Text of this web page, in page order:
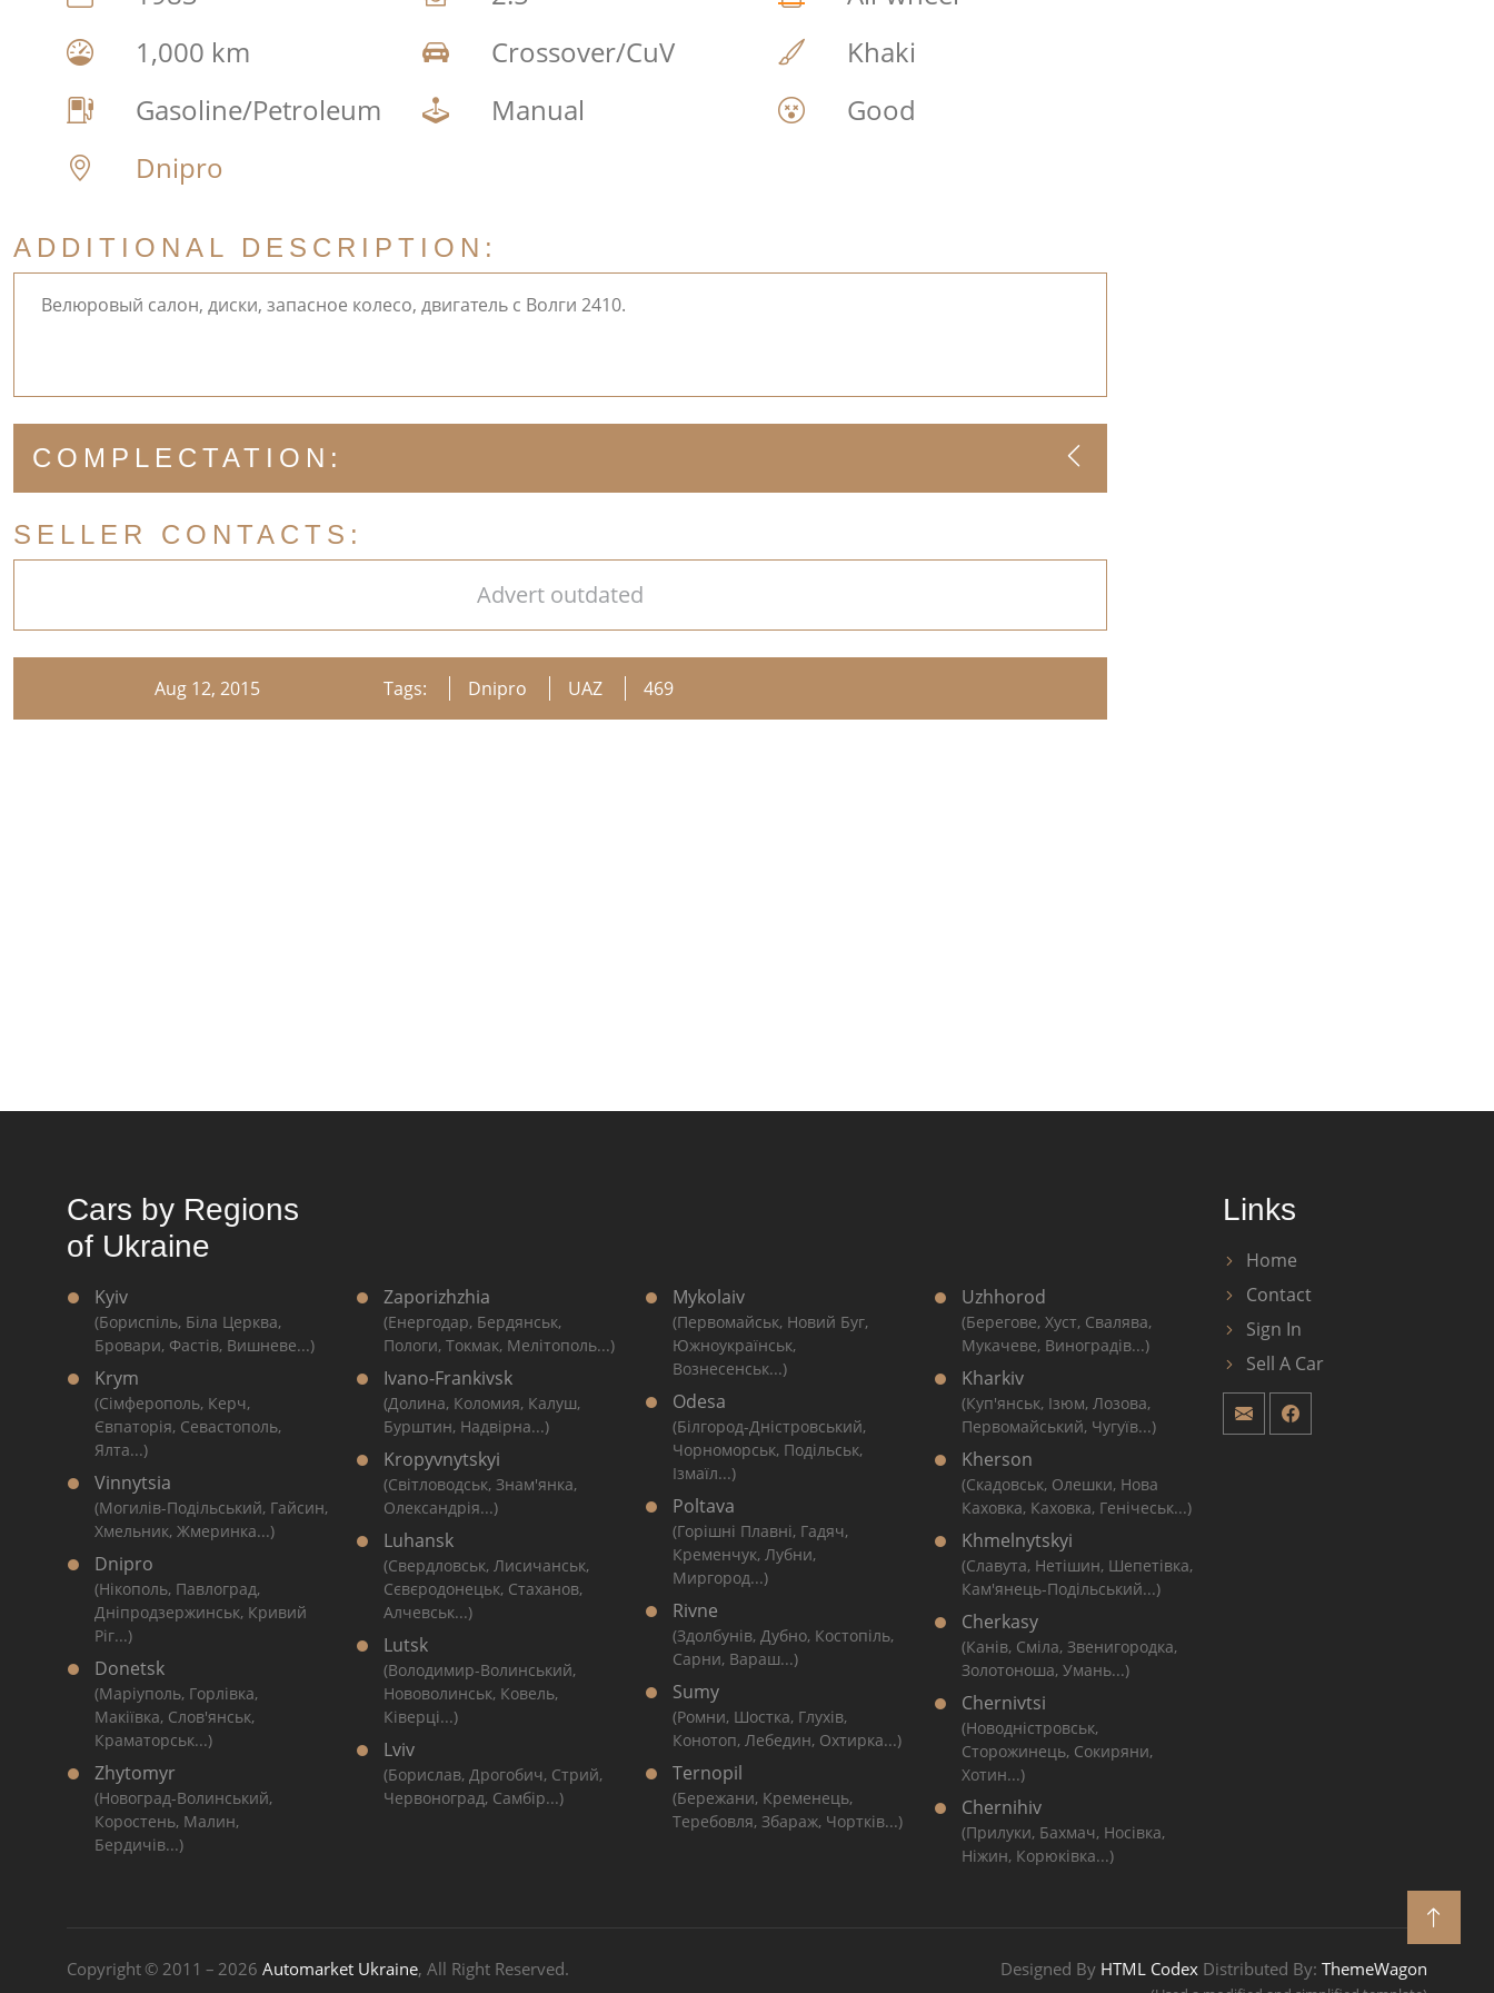
1,000 km
Gasoline/Petroleum
Crossover/CuV
Manual
Khaki
Good
Dnipro
ADDITIONAL DESCRIPTION:
Велюровый салон, диски, запасное колесо, двигатель с Волги 2410.
COMPLECTATION:
SELLER CONTACTS:
Advert outdated
Aug 12, 2015 Tags: Dnipro UAZ 469
Cars by Regions
of Ukraine
Kyiv
(Бориспіль, Біла Церква,
Бровари, Фастів, Вишневе...)
Krym
(Сімферополь, Керч,
Євпаторія, Севастополь,
Ялта...)
Vinnytsia
(Могилів-Подільський, Гайсин,
Хмельник, Жмеринка...)
Dnipro
(Нікополь, Павлоград,
Дніпродзержинськ, Кривий
Ріг...)
Donetsk
(Маріуполь, Горлівка,
Макіївка, Слов'янськ,
Краматорськ...)
Zhytomyr
(Новоград-Волинський,
Коростень, Малин,
Бердичів...)
Zaporizhzhia
(Енергодар, Бердянськ,
Пологи, Токмак, Мелітополь...)
Ivano-Frankivsk
(Долина, Коломия, Калуш,
Бурштин, Надвірна...)
Kropyvnytskyi
(Світловодськ, Знам'янка,
Олександрія...)
Luhansk
(Свердловськ, Лисичанськ,
Сєвєродонецьк, Стаханов,
Алчевськ...)
Lutsk
(Володимир-Волинський,
Нововолинськ, Ковель,
Ківерці...)
Lviv
(Борислав, Дрогобич, Стрий,
Червоноград, Самбір...)
Mykolaiv
(Первомайськ, Новий Буг,
Южноукраїнськ,
Вознесенськ...)
Odesa
(Білгород-Дністровський,
Чорноморськ, Подільськ,
Ізмаїл...)
Poltava
(Горішні Плавні, Гадяч,
Кременчук, Лубни,
Миргород...)
Rivne
(Здолбунів, Дубно, Костопіль,
Сарни, Вараш...)
Sumy
(Ромни, Шостка, Глухів,
Конотоп, Лебедин, Охтирка...)
Ternopil
(Бережани, Кременець,
Теребовля, Збараж, Чортків...)
Uzhhorod
(Берегове, Хуст, Свалява,
Мукачеве, Виноградів...)
Kharkiv
(Куп'янськ, Ізюм, Лозова,
Первомайський, Чугуїв...)
Kherson
(Скадовськ, Олешки, Нова
Каховка, Каховка, Генічеськ...)
Khmelnytskyi
(Славута, Нетішин, Шепетівка,
Кам'янець-Подільський...)
Cherkasy
(Канів, Сміла, Звенигородка,
Золотоноша, Умань...)
Chernivtsi
(Новодністровськ,
Сторожинець, Сокиряни,
Хотин...)
Chernihiv
(Прилуки, Бахмач, Носівка,
Ніжин, Корюківка...)
Links
Home
Contact
Sign In
Sell A Car
Copyright © 2011 – 2026 Automarket Ukraine, All Right Reserved. Designed By HTML Codex Distributed By: ThemeWagon